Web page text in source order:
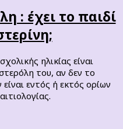
: έχει το παιδί
ηλικίας είναι
του, αν δεν το
είναι εντός ή εκτός ορίων